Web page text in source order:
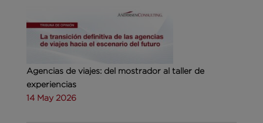
Agencias de viajes: del mostrador al taller de
experiencias
14 May 2026